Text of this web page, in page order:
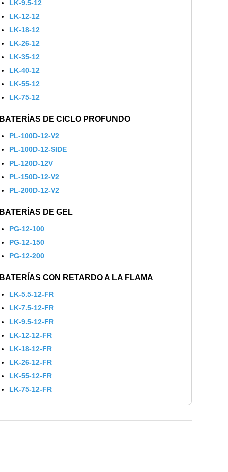
LK-9.5-12
LK-12-12
LK-18-12
LK-26-12
LK-35-12
LK-40-12
LK-55-12
LK-75-12
BATERÍAS DE CICLO PROFUNDO
PL-100D-12-V2
PL-100D-12-SIDE
PL-120D-12V
PL-150D-12-V2
PL-200D-12-V2
BATERÍAS DE GEL
PG-12-100
PG-12-150
PG-12-200
BATERÍAS CON RETARDO A LA FLAMA
LK-5.5-12-FR
LK-7.5-12-FR
LK-9.5-12-FR
LK-12-12-FR
LK-18-12-FR
LK-26-12-FR
LK-55-12-FR
LK-75-12-FR